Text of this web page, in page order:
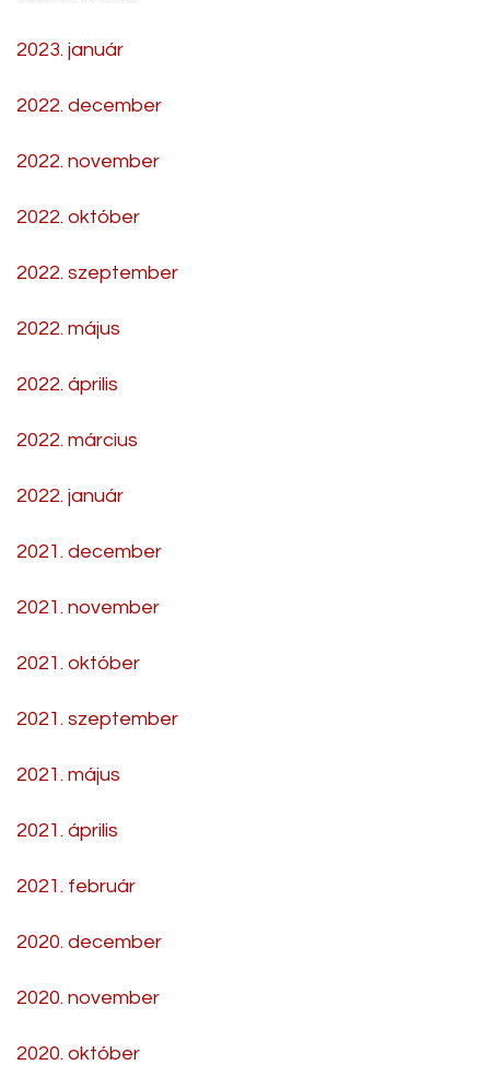
2023. január
2022. december
2022. november
2022. október
2022. szeptember
2022. május
2022. április
2022. március
2022. január
2021. december
2021. november
2021. október
2021. szeptember
2021. május
2021. április
2021. február
2020. december
2020. november
2020. október